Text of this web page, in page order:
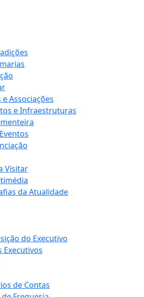
Associações
e Infraestruturas
Visitar
da Atualidade
do Executivo
Executivos
de Contas